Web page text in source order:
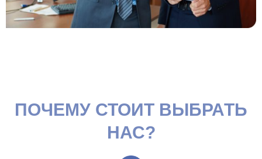
ПОЧЕМУ СТОИТ ВЫБРАТЬ
НАС?